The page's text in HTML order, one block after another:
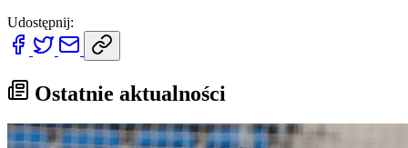
Udostępnij:
Ostatnie aktualności